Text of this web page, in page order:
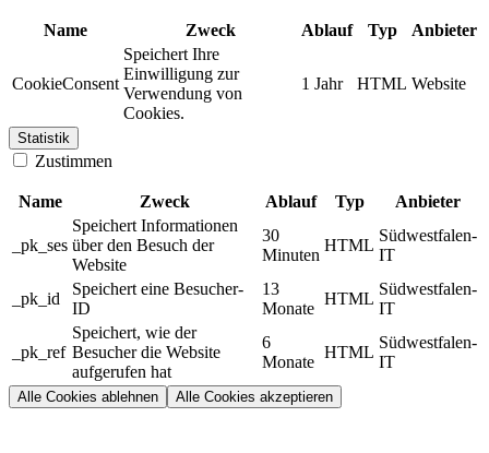
Name Zweck Ablauf Typ Anbieter
CookieConsent
Speichert Ihre
Einwilligung zur
Verwendung von
Cookies.
1 Jahr HTML Website
Statistik
Zustimmen
Name Zweck Ablauf Typ Anbieter
_pk_ses
Speichert Informationen
über den Besuch der
Website
30
Minuten
HTML
Südwestfalen-
IT
_pk_id
Speichert eine Besucher-
ID
13
Monate
HTML
Südwestfalen-
IT
_pk_ref
Speichert, wie der
Besucher die Website
aufgerufen hat
6
Monate
HTML
Südwestfalen-
IT
Alle Cookies ablehnen Alle Cookies akzeptieren